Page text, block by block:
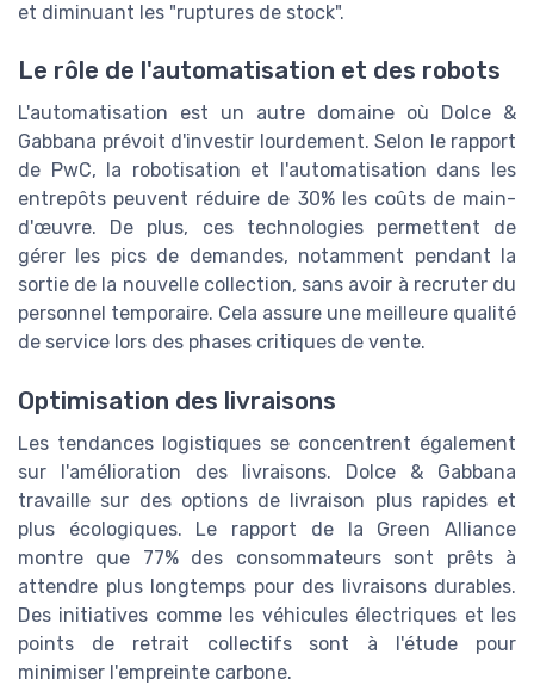
et diminuant les "ruptures de stock".
Le rôle de l'automatisation et des robots
L'automatisation est un autre domaine où Dolce &
Gabbana prévoit d'investir lourdement. Selon le rapport
de PwC, la robotisation et l'automatisation dans les
entrepôts peuvent réduire de 30% les coûts de main-
d'œuvre. De plus, ces technologies permettent de
gérer les pics de demandes, notamment pendant la
sortie de la nouvelle collection, sans avoir à recruter du
personnel temporaire. Cela assure une meilleure qualité
de service lors des phases critiques de vente.
Optimisation des livraisons
Les tendances logistiques se concentrent également
sur l'amélioration des livraisons. Dolce & Gabbana
travaille sur des options de livraison plus rapides et
plus écologiques. Le rapport de la Green Alliance
montre que 77% des consommateurs sont prêts à
attendre plus longtemps pour des livraisons durables.
Des initiatives comme les véhicules électriques et les
points de retrait collectifs sont à l'étude pour
minimiser l'empreinte carbone.